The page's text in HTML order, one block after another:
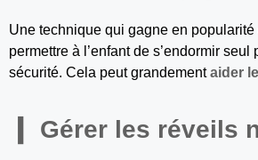
Une technique qui gagne en popularité
permettre à l’enfant de s’endormir
sécurité. Cela peut grandementaider
Gérer les réveils